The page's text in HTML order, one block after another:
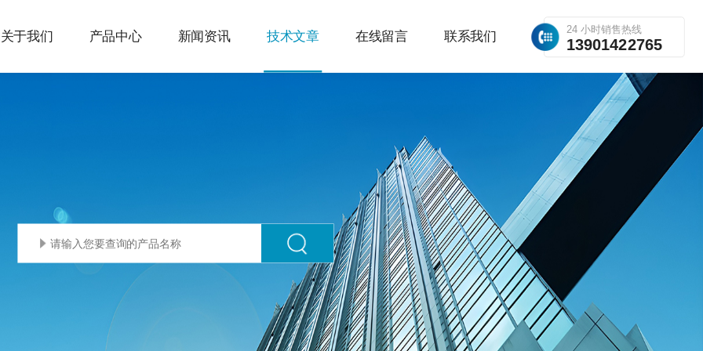
24 小时销售热线
13901422765
关于我们 产品中心 新闻资讯 技术文章 在线留言 联系我们